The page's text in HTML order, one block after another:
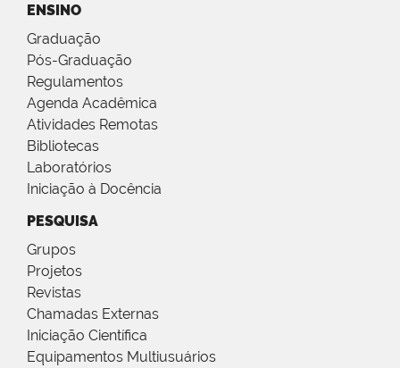
ENSINO
Graduação
Pós-Graduação
Regulamentos
Agenda Acadêmica
Atividades Remotas
Bibliotecas
Laboratórios
Iniciação à Docência
PESQUISA
Grupos
Projetos
Revistas
Chamadas Externas
Iniciação Científica
Equipamentos Multiusuários